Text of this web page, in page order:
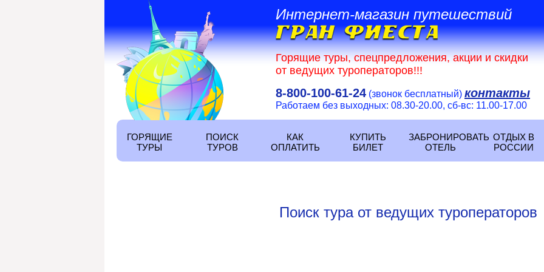
Интернет-магазин путешествий
Горящие туры, спецпредложения, акции и скидки
от ведущих туроператоров!!!
8-800-100-61-24 (звонок бесплатный) контакты
Работаем без выходных: 08.30-20.00, сб-вс: 11.00-17.00
ГОРЯЩИЕ
ТУРЫ
ПОИСК
ТУРОВ
КАК
ОПЛАТИТЬ
КУПИТЬ
БИЛЕТ
ЗАБРОНИРОВАТЬ
ОТЕЛЬ
ОТДЫХ В
РОССИИ
Поиск тура от ведущих туроператоров